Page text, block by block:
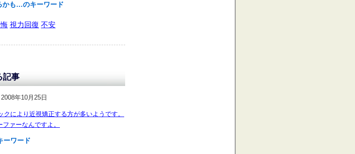
かも…のキーワード
視力回復 不安
記事
2008年10月25日
により近視矯正する方が多いようです。
ァーなんですよ。
ーワード